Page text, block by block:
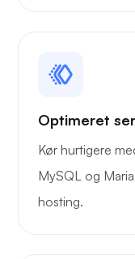
Optimeret
Kør hurtigere
MySQL og
hosting.